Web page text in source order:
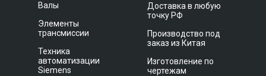
Валы
Элементы
трансмиссии
Техника
автоматизации
Siemens
Доставка в любую
точку РФ
Производство под
заказ из Китая
Изготовление по
чертежам